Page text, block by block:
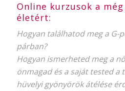
Online kurzusok a
életért:
Hogyan találhatod meg a G-
párban?
Hogyan ismerheted meg a
önmagad és a saját tested a
hüvelyi gyönyörök átélése